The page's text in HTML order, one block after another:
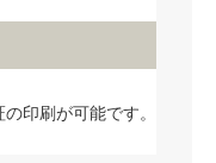
印刷が可能です。